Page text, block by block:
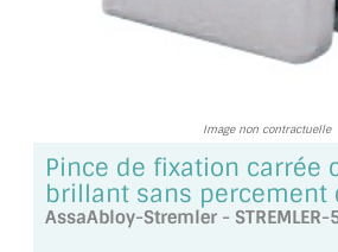
INSPIRATIONS ET NOUVEAUTÉS
AMBIANCE LAITON BROSSÉ
MIROIR SUR MESURE
MIROIR VIEILLI
Image non contractuelle
Pince de fixation carrée
brillant sans percement
AssaAbloy-Stremler -